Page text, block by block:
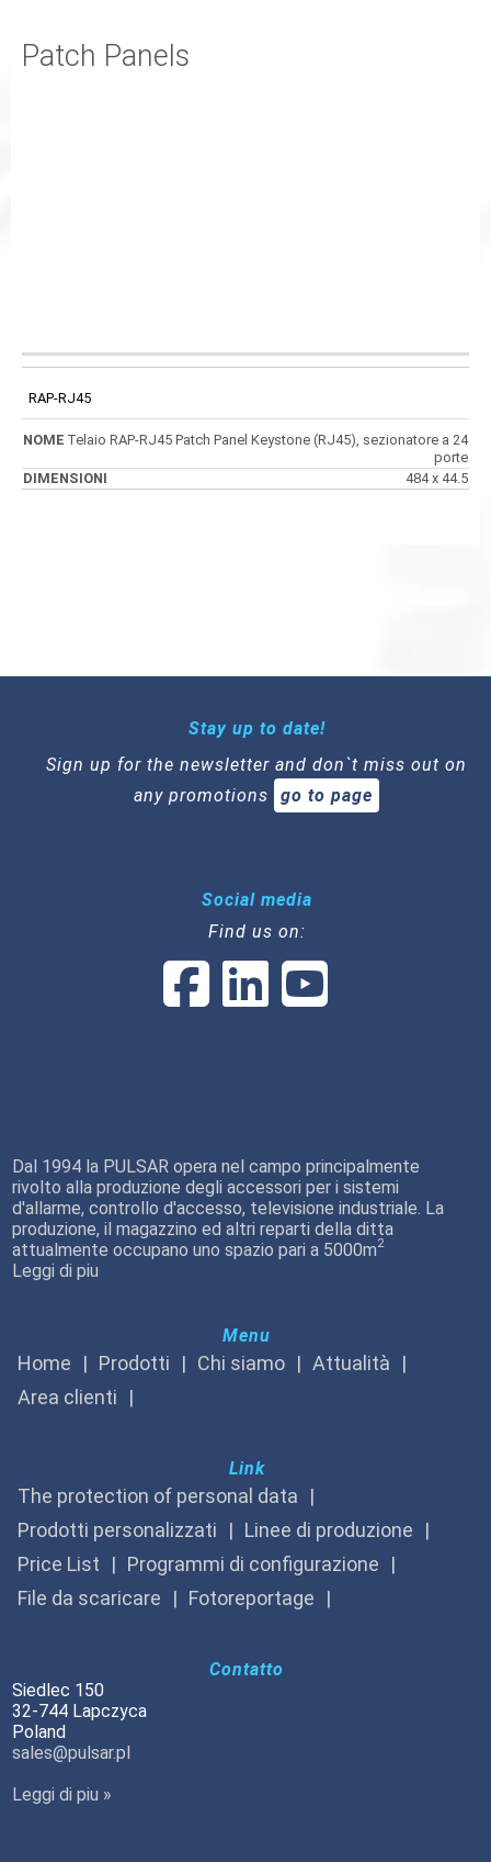
Patch Panels
CODICE NOME DIMENSIONI
RAP-RJ45
Telaio RAP-RJ45 Patch Panel Keystone (RJ45), sezionatore a 24
porte
484 x 44.5
Stay up to date!
Sign up for the newsletter and don`t miss out on
any promotions
go to page
Social media
Find us on:
Dal 1994 la PULSAR opera nel campo principalmente
rivolto alla produzione degli accessori per i sistemi
d'allarme, controllo d'accesso, televisione industriale. La
produzione, il magazzino ed altri reparti della ditta
attualmente occupano uno spazio pari a 5000m2
Leggi di piu
Menu
Home Prodotti Chi siamo
Attualità
Area clienti
Link
The protection of personal data
Prodotti personalizzati
Linee di produzione
Price List
Programmi di configurazione
File da scaricare
Fotoreportage
Contatto
Siedlec 150
32-744 Lapczyca
Poland
sales@pulsar.pl
Leggi di piu »